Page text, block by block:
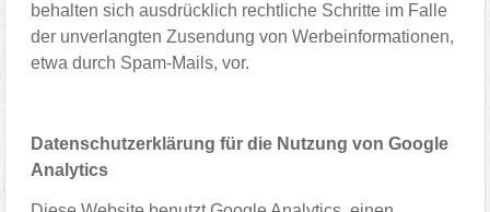
behalten sich ausdrücklich rechtliche Schritte im Falle
der unverlangten Zusendung von Werbeinformationen,
etwa durch Spam-Mails, vor.
Datenschutzerklärung für die Nutzung von Google
Analytics